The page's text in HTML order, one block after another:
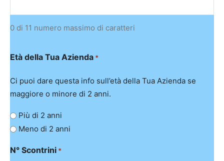
0 di 11 numero massimo di caratteri
Età della Tua Azienda *
Ci puoi dare questa info sull’età della Tua Azienda se
maggiore o minore di 2 anni.
Più di 2 anni
Meno di 2 anni
N° Scontrini *